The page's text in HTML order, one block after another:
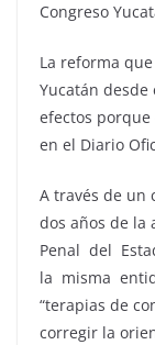
Congreso
La reforma
Yucatán desde
efectos
en el Diario
A través de un
dos años de la
Penal del
la misma
“terapias de
corregir la